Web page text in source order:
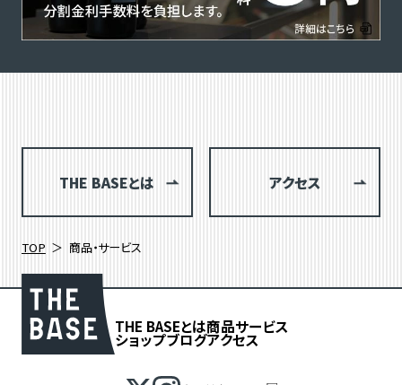
THE BASEとは アクセス
TOP 商品・サービス
THE BASEとは商品サービス
ショップブログアクセス